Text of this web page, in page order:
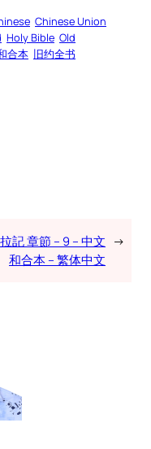
Chinese Union
Holy Bible Old
合本 旧约全书
記 章節 – 9 – 中文
和合本 – 繁体中文
→